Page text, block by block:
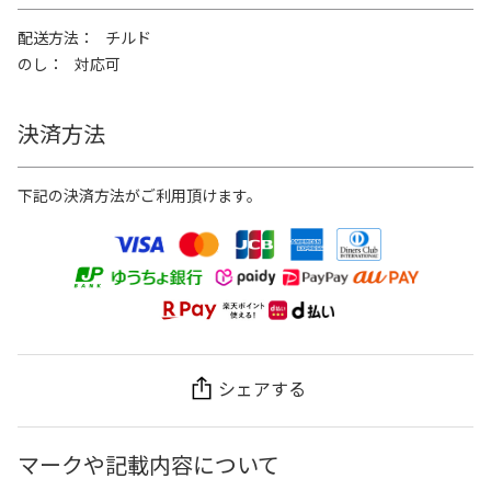
配送方法
チルド
のし
対応可
決済方法
下記の決済方法がご利用頂けます。
シェアする
マークや記載内容について